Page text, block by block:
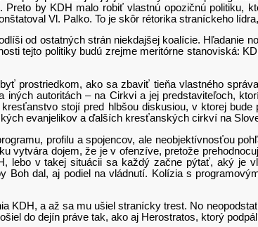
by KDH malo robiť vlastnú opozičnú politiku,
Vl. Palko. To je skôr rétorika straníckeho
ostatných strán niekdajšej koalície. Hľadanie
tejto politiky budú zrejme meritórne stanoviská:
ako sa zbaviť tieňa vlastného
autoritách – na Cirkvi a jej predstaviteľoch,
stojí pred hlbšou diskusiou, v ktorej
evanjelikov a ďalších kresťanských cirkví na
profilu a spojencov, ale neobjektívnosťou
vytvára dojem, že je v ofenzíve, pretože
lebo v takej situácii sa každý začne pýtať, aký je
dal, aj podiel na vládnutí. Kolízia s
a až sa mu ušiel stranícky trest. No
do dejín práve tak, ako aj Herostratos, ktorý